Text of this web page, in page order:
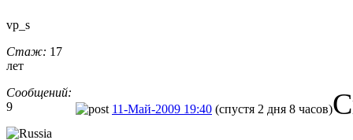
vp_s
Стаж: 17
лет
Сообщений:
9
11-Май-2009 19:40 (спустя 2 дня 8 часов)